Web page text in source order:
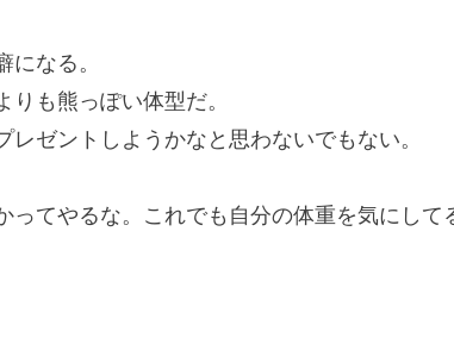
なる。
も熊っぽい体型だ。
ゼントしようかなと思わないでもない。
ってやるな。これでも自分の体重を気にして